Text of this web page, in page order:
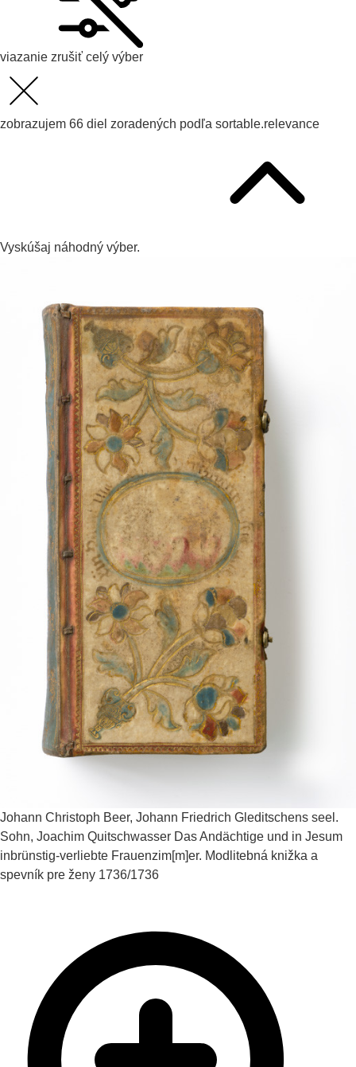
viazanie zrušiť celý výber
zobrazujem 66 diel zoradených podľa sortable.relevance
Vyskúšaj náhodný výber.
Johann Christoph Beer, Johann Friedrich Gleditschens seel.
Sohn, Joachim Quitschwasser Das Andächtige und in Jesum
inbrünstig-verliebte Frauenzim[m]er. Modlitebná knižka a
spevník pre ženy 1736/1736